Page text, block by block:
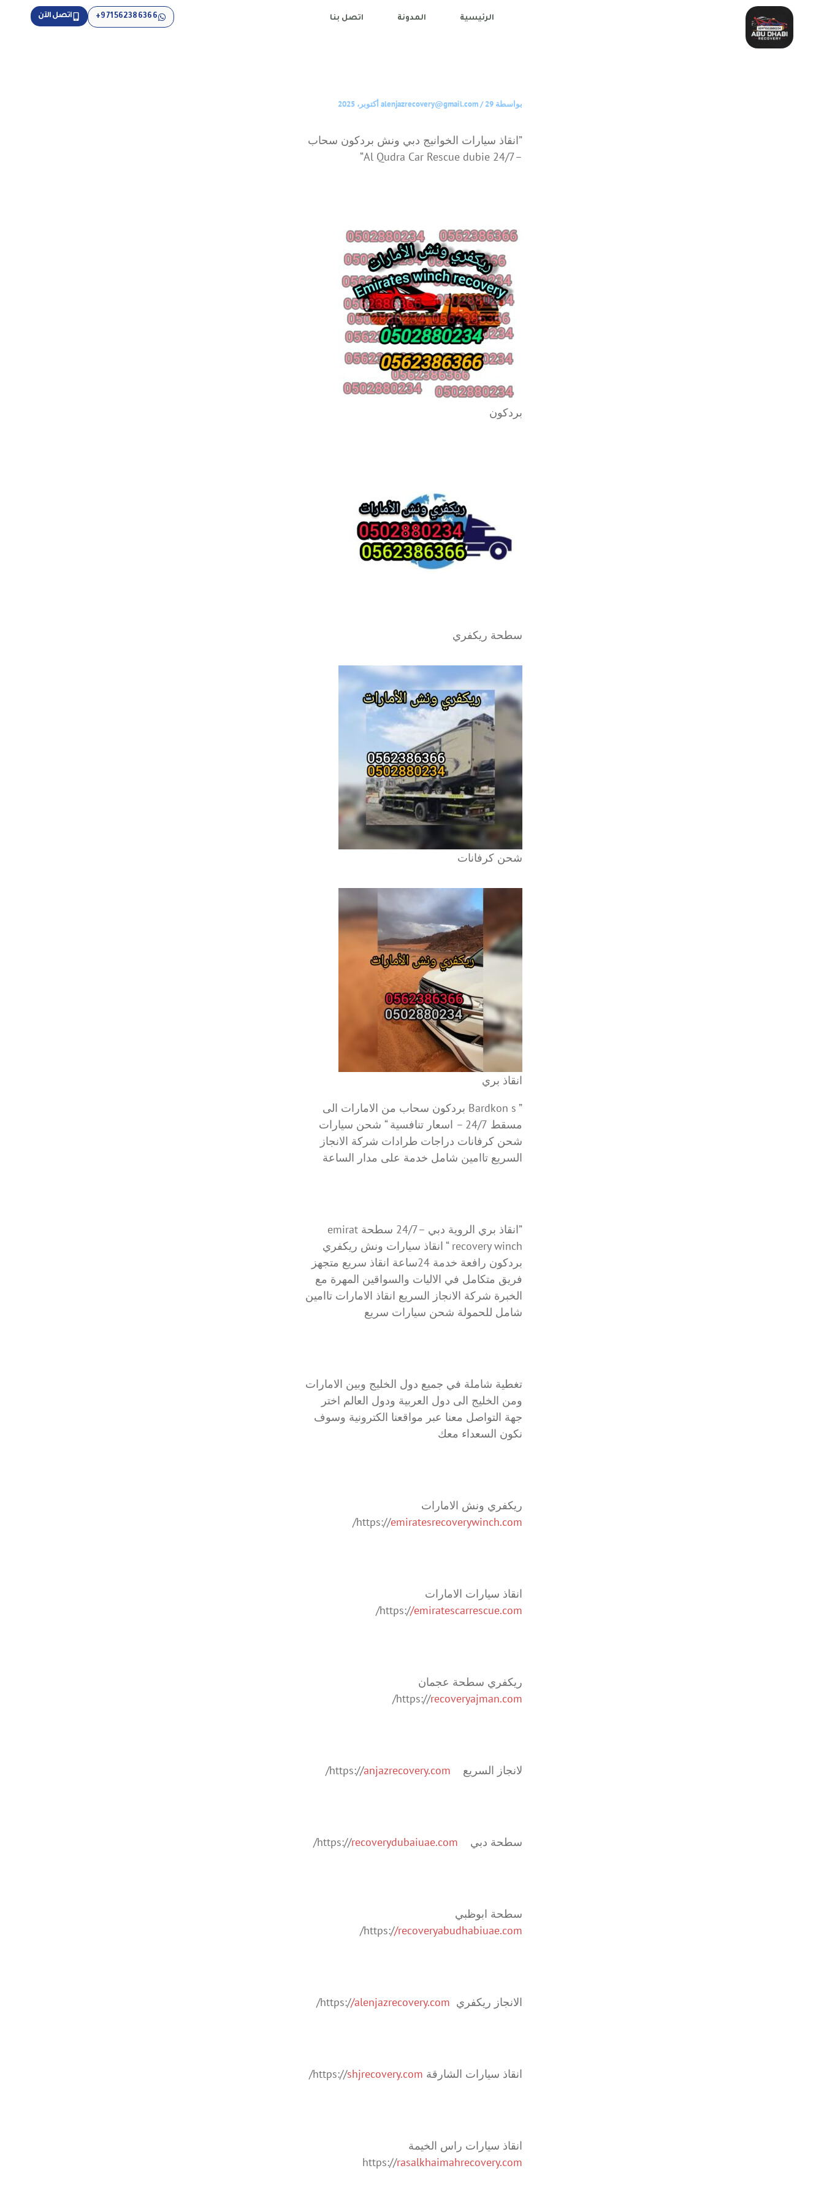
المحتوى
الرئيسية المدونة اتصل بنا اتصل الآن 971562386366+
بواسطة alenjazrecovery@gmail.com/29 أكتوبر، 2025
”انقاذ سيارات الخوانيج دبي ونش بردكون سحاب
–24/7 Al Qudra Car Rescue dubie“
بردكون
سطحة ريكفري
شحن كرفانات
انقاذ بري
” Bardkon s بردكون سحاب من الامارات الى
مسقط 24/7 – اسعار تنافسية “ شحن سيارات
شحن كرفانات دراجات طرادات شركة الانجاز
السريع تاامين شامل خدمة على مدار الساعة
”انقاذ بري الروية دبي –24/7 سطحة emirat
recovery winch “ انقاذ سيارات ونش ريكفري
بردكون رافعة خدمة 24ساعة انقاذ سريع متجهز
فريق متكامل في الاليات والسواقين المهرة مع
الخبرة شركة الانجاز السريع انقاذ الامارات تاامين
شامل للحمولة شحن سيارات سريع
تغطية شاملة في جميع دول الخليج وبين الامارات
ومن الخليج الى دول العربية ودول العالم اختر
جهة التواصل معنا عبر مواقعنا الكترونية وسوف
نكون السعداء معك
ريكفري ونش الامارات
https://emiratesrecoverywinch.com
/
انقاذ سيارات الامارات
https://emiratescarrescue.com
/
ريكفري سطحة عجمان
https://recoveryajman.com
/
لانجاز السريع https:// anjazrecovery.com
/
سطحة دبي https:// recoverydubaiuae.com
/
سطحة ابوظبي
https://recoveryabudhabiuae.com
/
الانجاز ريكفري https:/ /alenjazrecovery.com
/
انقاذ سيارات الشارقة https:// shjrecovery.com
/
انقاذ سيارات راس الخيمة
https://rasalkhaimahrecovery.com